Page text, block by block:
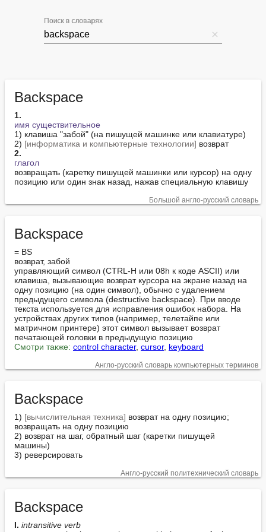
Поиск в словарях
Backspace
1.
имя существительное
1) клавиша "забой" (на пишущей машинке или клавиатуре)
2) [информатика и компьютерные технологии]
2.
глагол
возвращать (каретку пишущей машинки или курсор) на одну
позицию или один знак назад, нажав специальную клавишу
Большой англо-русский словарь
Backspace
= BS
возврат, забой
управляющий символ (CTRL-H или 08h к коде ASCII) или
клавиша, вызывающие возврат курсора на экране назад на
одну позицию (на один символ), обычно с удалением
предыдущего символа (destructive backspace). При вводе
текста используется для исправления ошибок набора. На
устройствах других типов (например, телетайпе или
матричном принтере) этот символ вызывает возврат
Смотри также: control character, cursor, keyboard
Англо-русский словарь компьютерных терминов
Backspace
1) [вычислительная техника] возврат на одну позицию;
возвращать на одну позицию
2) возврат на шаг, обратный шаг (каретки пишущей
машины)
3) реверсировать
Англо-русский политехнический словарь
Backspace
I. intransitive verb